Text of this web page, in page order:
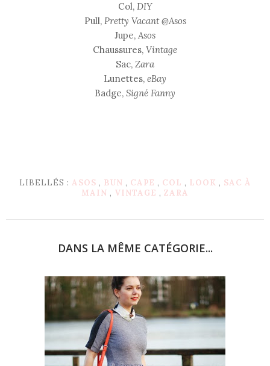
Col, DIY
Pull, Pretty Vacant @Asos
Jupe, Asos
Chaussures, Vintage
Sac, Zara
Lunettes, eBay
Badge, Signé Fanny
LIBELLÉS : ASOS , BUN , CAPE , COL , LOOK , SAC À
MAIN , VINTAGE , ZARA
DANS LA MÊME CATÉGORIE...